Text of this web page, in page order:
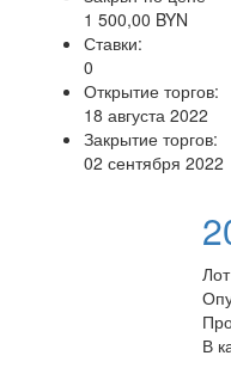
1 500,00 BYN
Ставки:
0
Открытие торгов:
18 августа 2022
Закрытие торгов:
02 сентября 2022
В